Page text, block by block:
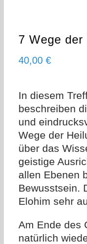
7 Wege der
40,00 €
In diesem
beschreiben
und
Wege der
über das
geistige
allen Ebenen
Bewusstsein.
Elohim sehr
Am Ende des
natürlich